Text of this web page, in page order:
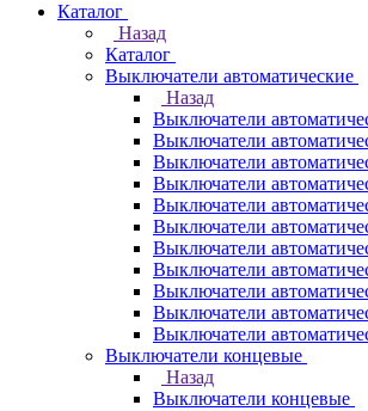
Каталог
Назад
Каталог
Выключатели автоматические
Назад
Выключатели
Выключатели
Выключатели
Выключатели
Выключатели
Выключатели
Выключатели
Выключатели
Выключатели
Выключатели
Выключатели
Выключатели концевые
Назад
Выключатели концевые